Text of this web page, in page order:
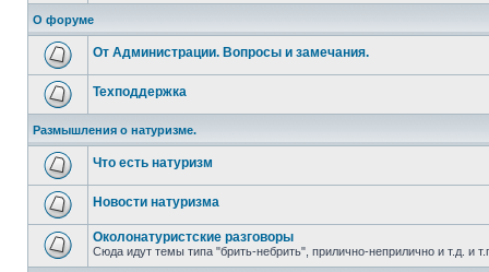
О форуме
От Администрации. Вопросы и замечания.
Техподдержка
Размышления о натуризме.
Что есть натуризм
Новости натуризма
Околонатуристские разговоры
Сюда идут темы типа "брить-небрить", прилично-неприлично и т.д. и